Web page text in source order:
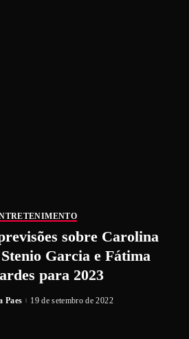
sobre Carolina
Garcia e Fátima
para 2023
Paes 19 de setembro de 2022